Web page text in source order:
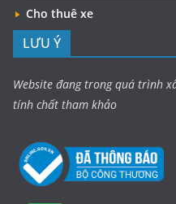
Cho thuê xe
LƯU Ý
Website đang trong quá trình
tính chất tham khảo